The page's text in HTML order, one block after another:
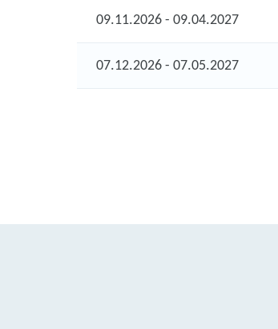
09.11.2026 - 09.04.2027
07.12.2026 - 07.05.2027